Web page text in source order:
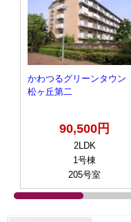
かわつるグリーンタウン
松ヶ丘第二
90,500円
2LDK
1号棟
205号室